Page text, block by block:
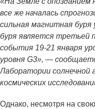
все же началась
сильная магнитная
буря является третьей
события 19-21 января
уровня G3», —
Лаборатории
космических
Однако, несмотря на